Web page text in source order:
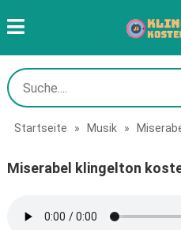
Startseite » Musik »
Miserabel klingelton